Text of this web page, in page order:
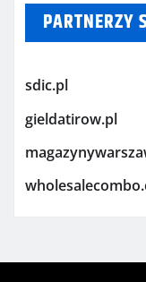
PARTNERZY
sdic.pl
gieldatirow.pl